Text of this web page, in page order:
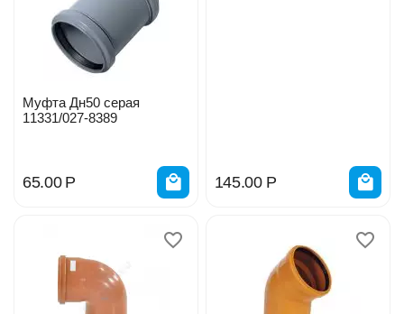
Муфта Дн50 серая
11331/027-8389
65.00 Р 145.00 Р